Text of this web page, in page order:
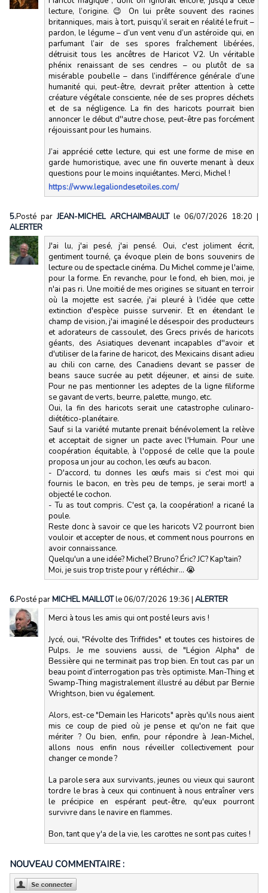
lecture, l’origine. 😉 On lui prête souvent des racines
britanniques, mais à tort, puisqu’il serait en réalité le fruit –
pardon, le légume – d’un vent venu d’un astéroïde qui, en
parfumant l’air de ses spores fraîchement libérées,
détruisit tous les ancêtres de Haricot V2. Un véritable
phénix renaissant de ses cendres – ou plutôt de sa
misérable poubelle – dans l’indifférence générale d’une
humanité qui, peut-être, devrait prêter attention à cette
créature végétale consciente, née de ses propres déchets
et de sa négligence. La fin des haricots pourrait bien
annoncer le début d''autre chose, peut-être pas forcément
réjouissant pour les humains.
J’ai apprécié cette lecture, qui est une forme de mise en
garde humoristique, avec une fin ouverte menant à deux
questions pour le moins inquiétantes. Merci, Michel !
https://www.legaliondesetoiles.com/
5.Posté parJEAN-MICHEL ARCHAIMBAULT le 06/07/2026 18:20 |
ALERTER
J'ai lu, j'ai pesé, j'ai pensé. Oui, c'est joliment écrit,
gentiment tourné, ça évoque plein de bons souvenirs de
lecture ou de spectacle cinéma. Du Michel comme je l'aime,
pour la forme. En revanche, pour le fond, eh bien, moi, je
n'ai pas ri. Une moitié de mes origines se situant en terroir
où la mojette est sacrée, j'ai pleuré à l'idée que cette
extinction d'espèce puisse survenir. Et en étendant le
champ de vision, j'ai imaginé le désespoir des producteurs
et adorateurs de cassoulet, des Grecs privés de haricots
géants, des Asiatiques devenant incapables d''avoir et
d'utiliser de la farine de haricot, des Mexicains disant adieu
au chili con carne, des Canadiens devant se passer de
beans sauce sucrée au petit déjeuner, et ainsi de suite.
Pour ne pas mentionner les adeptes de la ligne filiforme
se gavant de verts, beurre, palette, mungo, etc.
Oui, la fin des haricots serait une catastrophe culinaro-
diétético-planétaire.
Sauf si la variété mutante prenait bénévolement la relève
et acceptait de signer un pacte avec l'Humain. Pour une
coopération équitable, à l'opposé de celle que la poule
proposa un jour au cochon, les œufs au bacon.
- D'accord, tu donnes les œufs mais si c'est moi qui
fournis le bacon, en très peu de temps, je serai mort! a
objecté le cochon.
- Tu as tout compris. C'est ça, la coopération! a ricané la
poule.
Reste donc à savoir ce que les haricots V2 pourront bien
vouloir et accepter de nous, et comment nous pourrons en
avoir connaissance.
Quelqu'un a une idée? Michel? Bruno? Éric? JC? Kap'tain?
Moi, je suis trop triste pour y réfléchir... 😭
6.Posté parMICHEL MAILLOTle 06/07/2026 19:36 | ALERTER
Merci à tous les amis qui ont posté leurs avis !
Jycé, oui, "Révolte des Triffides" et toutes ces histoires de
Pulps. Je me souviens aussi, de "Légion Alpha" de
Bessière qui ne terminait pas trop bien. En tout cas par un
beau point d’interrogation pas très optimiste. Man-Thing et
Swamp-Thing magistralement illustré au début par Bernie
Wrightson, bien vu également.
Alors, est-ce "Demain les Haricots" après qu'ils nous aient
mis ce coup de pied où je pense et qu'on ne fait que
mériter ? Ou bien, enfin, pour répondre à Jean-Michel,
allons nous enfin nous réveiller collectivement pour
changer ce monde ?
La parole sera aux survivants, jeunes ou vieux qui sauront
tordre le bras à ceux qui continuent à nous entraîner vers
le précipice en espérant peut-être, qu'eux pourront
survivre dans le navire en flammes.
Bon, tant que y'a de la vie, les carottes ne sont pas cuites !
NOUVEAU COMMENTAIRE :